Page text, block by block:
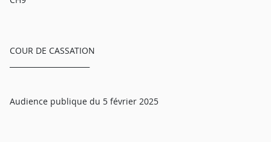
COUR DE CASSATION
Audience publique du 5 février 2025